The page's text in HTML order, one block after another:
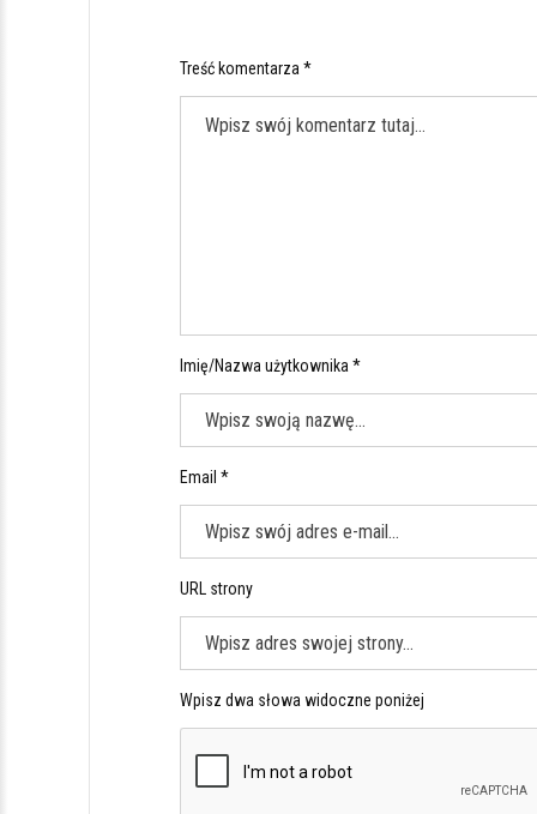
Treść komentarza *
Imię/Nazwa użytkownika *
Email *
URL strony
Wpisz dwa słowa widoczne poniżej